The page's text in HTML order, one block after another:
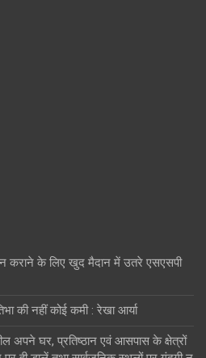
के लिए खुद मैदान में उतरे एसएसपी
की नहीं कोई कमी : रेखा आर्या
अपने घर, प्रतिष्ठान एवं आसपास के क्षेत्रों